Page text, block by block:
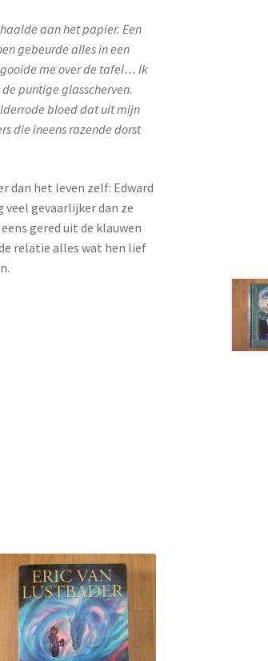
aan het papier. Een
gebeurde alles in een
me over de tafel… Ik
puntige glasscherven.
bloed dat uit mijn
die ineens razende dorst
dan het leven zelf: Edward
veel gevaarlijker dan ze
gered uit de klauwen
relatie alles wat hen lief